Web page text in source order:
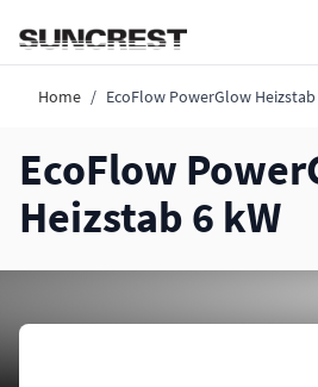
Home / EcoFlow PowerGlow Heizstab
EcoFlow
Heizstab 6 kW